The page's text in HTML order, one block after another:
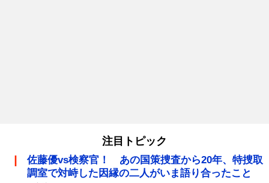
注目トピック
佐藤優vs検察官！ あの国策捜査から20年、特捜取
調室で対峙した因縁の二人がいま語り合ったこと